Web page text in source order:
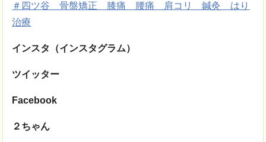
＃四ツ谷 骨盤矯正 膝痛 腰痛 肩コリ 鍼灸 はり
治療
インスタ（インスタグラム）
ツイッター
Facebook
２ちゃん